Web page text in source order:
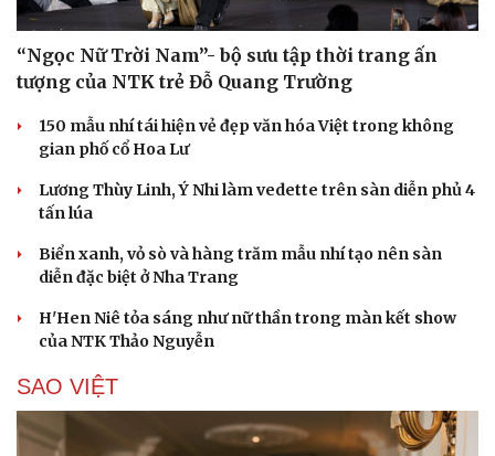
“Ngọc Nữ Trời Nam”- bộ sưu tập thời trang ấn
tượng của NTK trẻ Đỗ Quang Trường
150 mẫu nhí tái hiện vẻ đẹp văn hóa Việt trong không
gian phố cổ Hoa Lư
Lương Thùy Linh, Ý Nhi làm vedette trên sàn diễn phủ 4
tấn lúa
Biển xanh, vỏ sò và hàng trăm mẫu nhí tạo nên sàn
diễn đặc biệt ở Nha Trang
H'Hen Niê tỏa sáng như nữ thần trong màn kết show
của NTK Thảo Nguyễn
SAO VIỆT